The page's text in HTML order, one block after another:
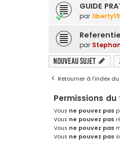
GUIDE
par
par
Nouveau sujet
Retourner à l’index
Permissions du
Vous ne pouvez pas
Vous ne pouvez pas
Vous ne pouvez pas
Vous ne pouvez pas